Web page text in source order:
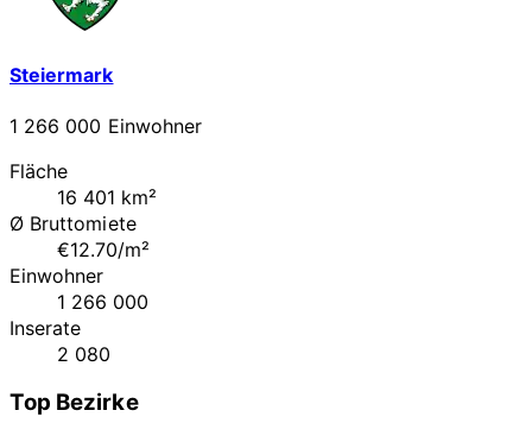
Steiermark
1 266 000 Einwohner
Fläche
16 401 km²
Ø Bruttomiete
€12.70/m²
Einwohner
1 266 000
Inserate
2 080
Top Bezirke